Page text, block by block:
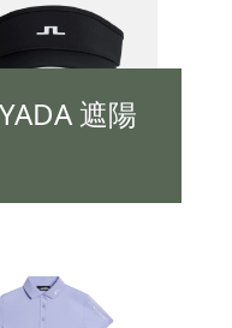
遮陽